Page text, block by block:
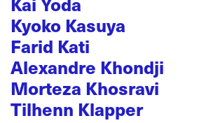
Kyoko Kasuya
Farid Kati
Alexandre Khondji
Morteza Khosravi
Tilhenn Klapper